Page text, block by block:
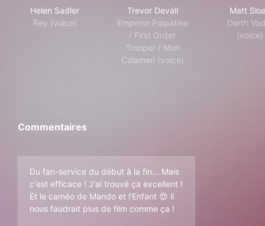
Helen Sadler
Rey (voice)
Trevor Devall
Emperor Palpatine
/ First Order
Trooper / Mon
Calamari (voice)
Matt
Darth
(voice)
Commentaires
Du fan-service du début à la fin... Mais
c'est efficace ! J'ai trouvé ça excellent !
Et le caméo de Mando et l'Enfant 😍 il
nous faudrait plus de film comme ça !